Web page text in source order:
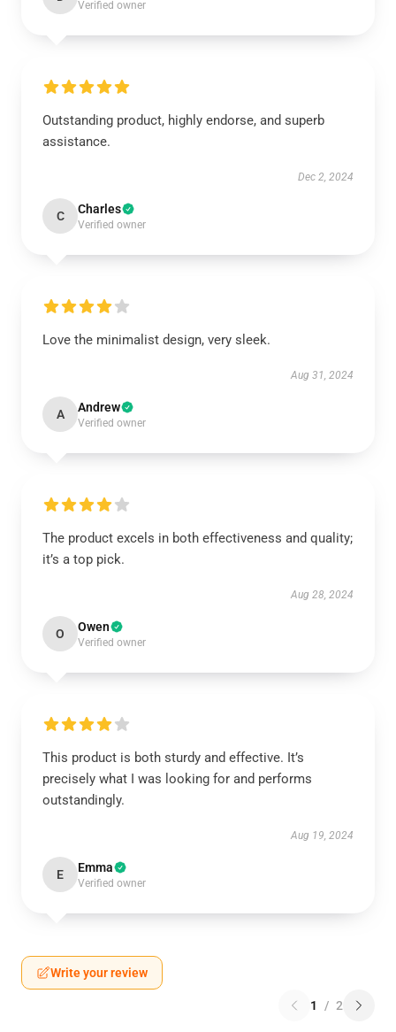
Verified owner
Outstanding product, highly endorse, and superb
assistance.
Dec 2, 2024
C Charles
Verified owner
Love the minimalist design, very sleek.
Aug 31, 2024
A Andrew
Verified owner
The product excels in both effectiveness and quality;
it’s a top pick.
Aug 28, 2024
O Owen
Verified owner
This product is both sturdy and effective. It’s
precisely what I was looking for and performs
outstandingly.
Aug 19, 2024
E Emma
Verified owner
Write your review
1 / 2